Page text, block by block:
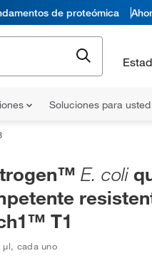
de proteómica
Soluciones para usted
E. coli
T1
μl, cada uno